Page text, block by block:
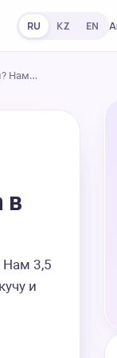
RU KZ EN
Нам…
в
Нам 3,5
и